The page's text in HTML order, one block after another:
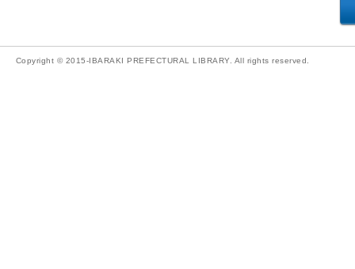
Copyright © 2015-IBARAKI PREFECTURAL LIBRARY. All rights reserved.